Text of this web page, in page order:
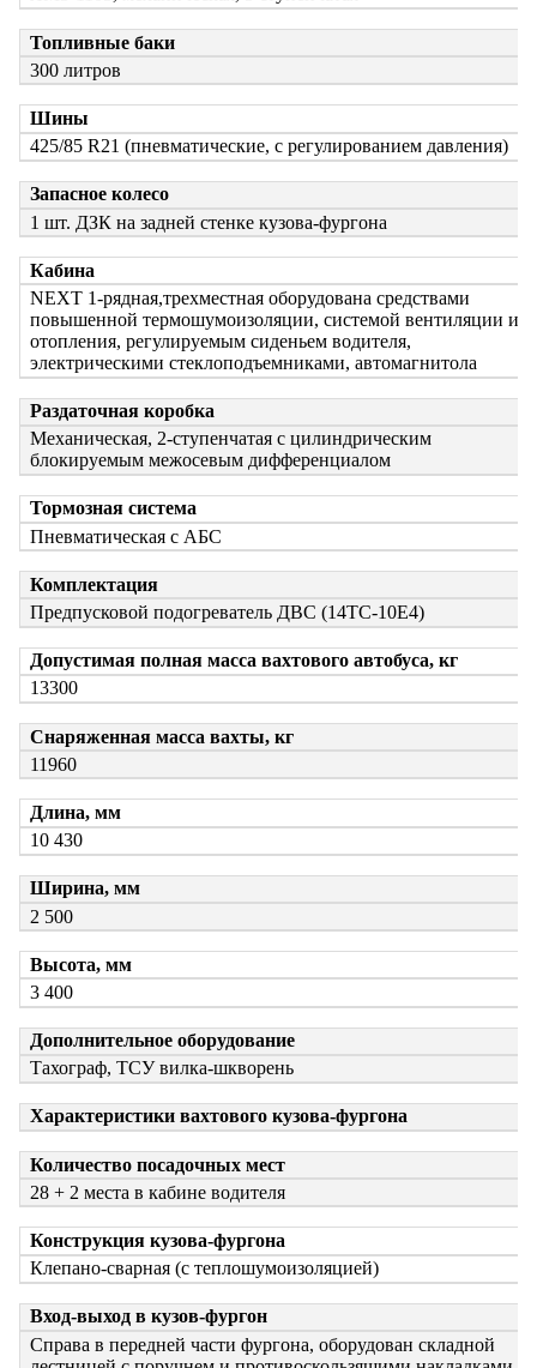
Топливные баки
300 литров
Шины
425/85 R21 (пневматические, с регулированием давления)
Запасное колесо
1 шт. ДЗК на задней стенке кузова-фургона
Кабина
NEXT 1-рядная,трехместная оборудована средствами
повышенной термошумоизоляции, системой вентиляции и
отопления, регулируемым сиденьем водителя,
электрическими стеклоподъемниками, автомагнитола
Раздаточная коробка
Механическая, 2-ступенчатая с цилиндрическим
блокируемым межосевым дифференциалом
Тормозная система
Пневматическая с АБС
Комплектация
Предпусковой подогреватель ДВС (14ТС-10Е4)
Допустимая полная масса вахтового автобуса, кг
13300
Снаряженная масса вахты, кг
11960
Длина, мм
10 430
Ширина, мм
2 500
Высота, мм
3 400
Дополнительное оборудование
Тахограф, ТСУ вилка-шкворень
Характеристики вахтового кузова-фургона
Количество посадочных мест
28 + 2 места в кабине водителя
Конструкция кузова-фургона
Клепано-сварная (с теплошумоизоляцией)
Вход-выход в кузов-фургон
Справа в передней части фургона, оборудован складной